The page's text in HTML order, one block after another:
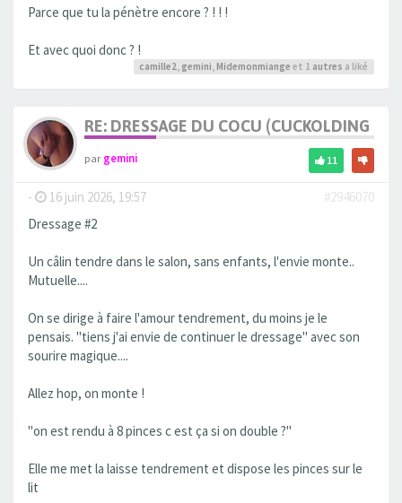
Parce que tu la pénètre encore ? ! ! !
Et avec quoi donc ? !
camille2 gemini Midemonmiange et 1 autres a liké
RE: DRESSAGE DU COCU (CUCKOLDING
pargemini 11
- 16 juin 2026, 19:57
#2946070
Dressage #2
Un câlin tendre dans le salon, sans enfants, l'envie monte..
Mutuelle....
On se dirige à faire l'amour tendrement, du moins je le
pensais. "tiens j'ai envie de continuer le dressage" avec son
sourire magique....
Allez hop, on monte !
"on est rendu à 8 pinces c est ça si on double ?"
Elle me met la laisse tendrement et dispose les pinces sur le
lit